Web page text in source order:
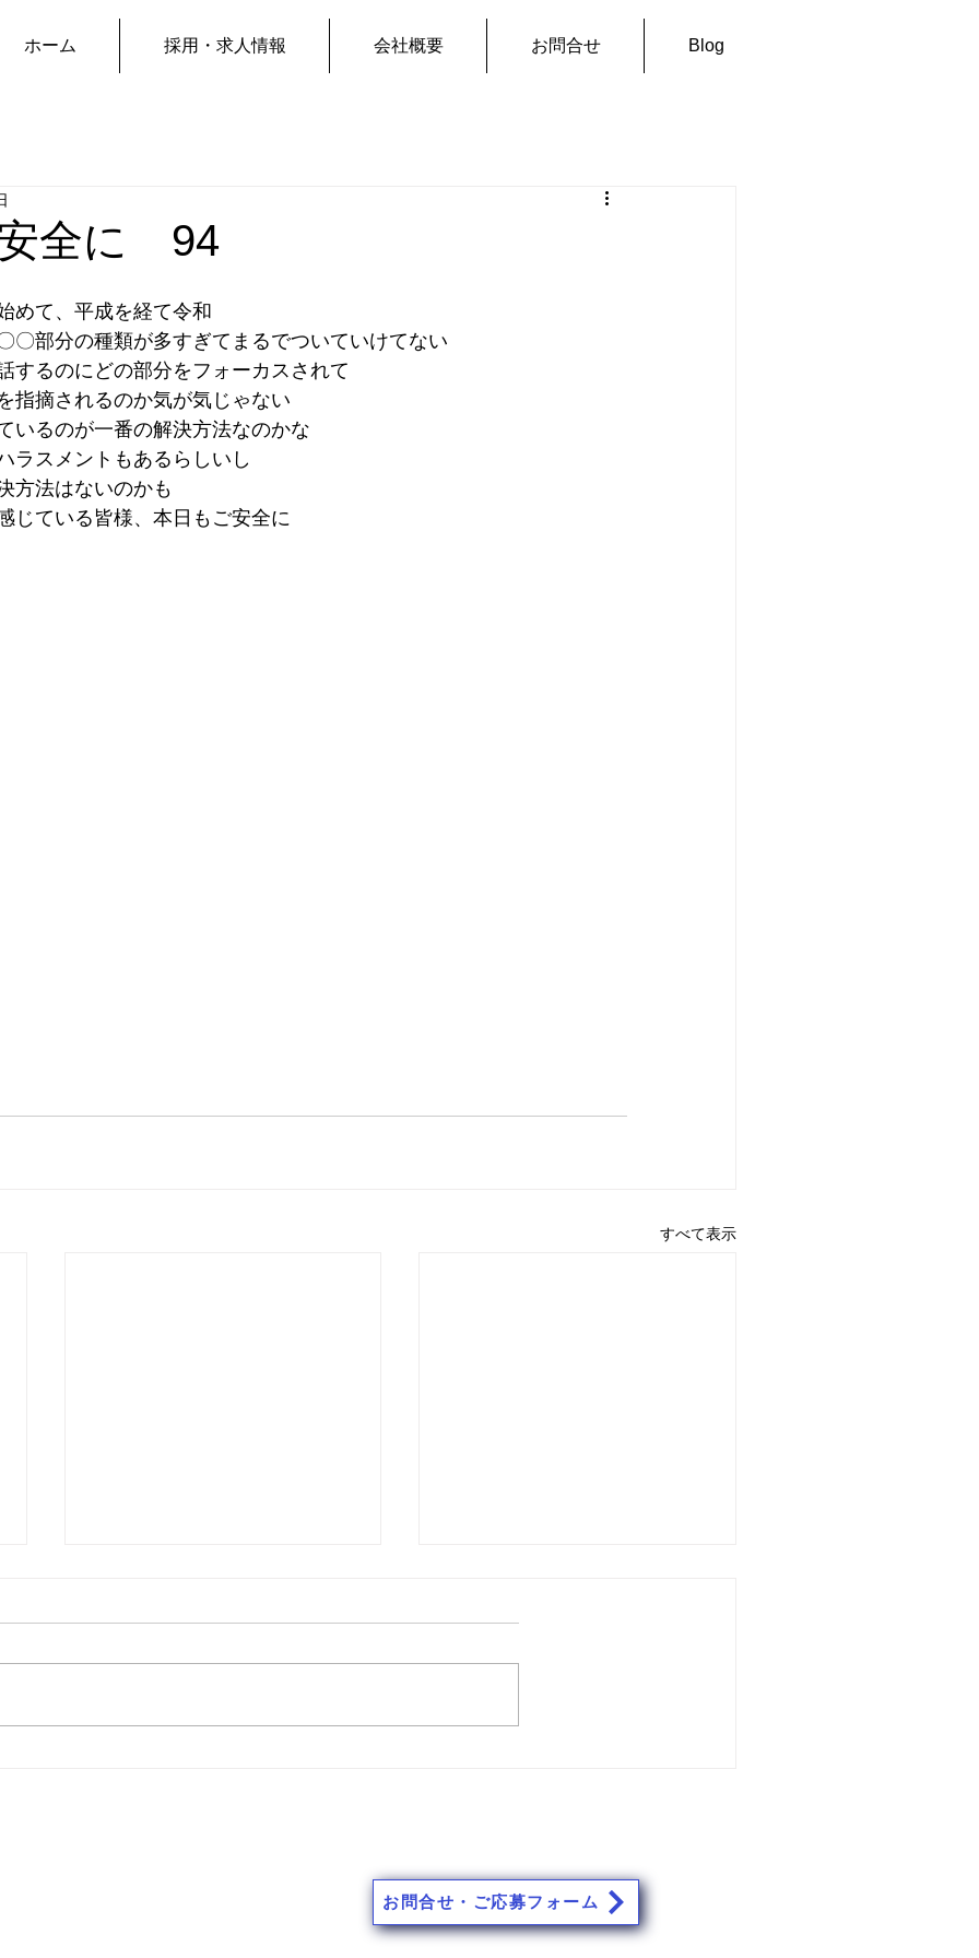
ホーム 採用・求人情報 会社概要 お問合せ Blog
全に 94
めて、平成を経て令和
〇部分の種類が多すぎてまるでついていけてない
するのにどの部分をフォーカスされて
指摘されるのか気が気じゃない
いるのが一番の解決方法なのかな
ラスメントもあるらしいし
方法はないのかも
じている皆様、本日もご安全に
すべて表示
本日もご安全に 170 本日もご安全に 169
お問合せ・ご応募フォーム